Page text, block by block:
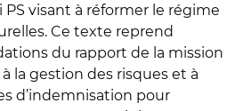
visant à réformer le régime
Ce texte reprend
du rapport de la mission
la gestion des risques et à
d’indemnisation pour